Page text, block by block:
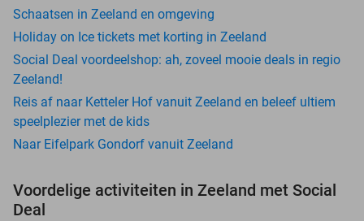
Schaatsen in Zeeland en omgeving
Holiday on Ice tickets met korting in Zeeland
Social Deal voordeelshop: ah, zoveel mooie deals in regio
Zeeland!
Reis af naar Ketteler Hof vanuit Zeeland en beleef ultiem
speelplezier met de kids
Naar Eifelpark Gondorf vanuit Zeeland
Voordelige activiteiten in Zeeland met Social
Deal